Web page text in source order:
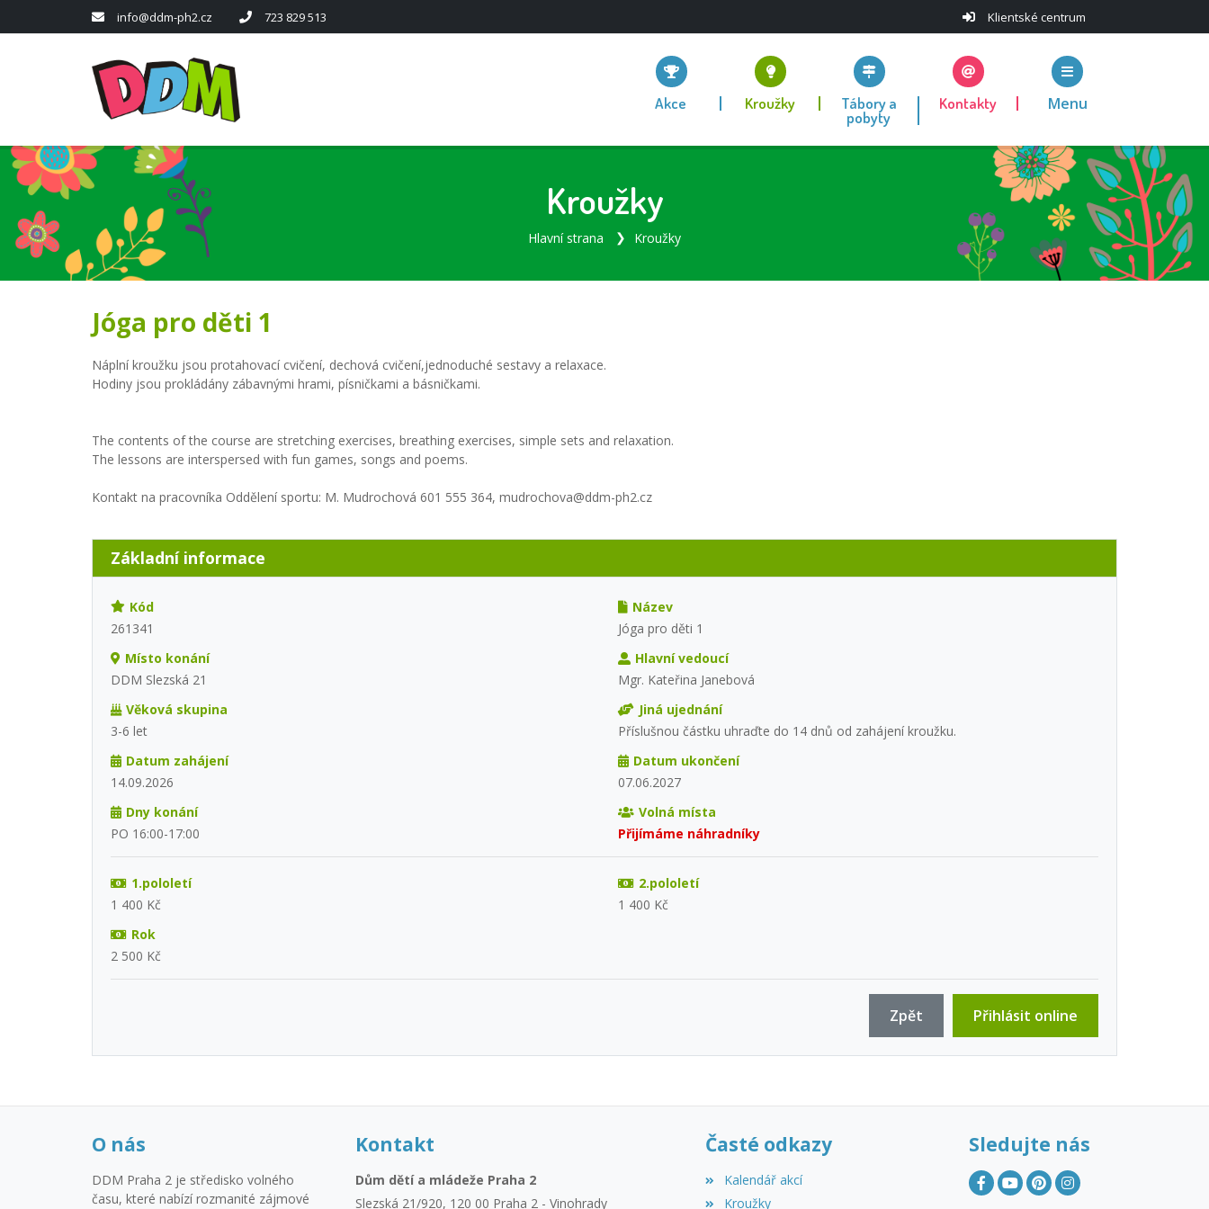
info@ddm-ph2.cz 723 829 513 Klientské centrum
Akce Kroužky Tábory a
pobyty
Kontakty Menu
Kroužky
Hlavní strana Kroužky
Jóga pro děti 1
Náplní kroužku jsou protahovací cvičení, dechová cvičení,jednoduché sestavy a relaxace.
Hodiny jsou prokládány zábavnými hrami, písničkami a básničkami.
The contents of the course are stretching exercises, breathing exercises, simple sets and relaxation.
The lessons are interspersed with fun games, songs and poems.
Kontakt na pracovníka Oddělení sportu: M. Mudrochová 601 555 364, mudrochova@ddm-ph2.cz
Základní informace
Kód
261341
Název
Jóga pro děti 1
Místo konání
DDM Slezská 21
Hlavní vedoucí
Mgr. Kateřina Janebová
Věková skupina
3-6 let
Jiná ujednání
Příslušnou částku uhraďte do 14 dnů od zahájení kroužku.
Datum zahájení
14.09.2026
Datum ukončení
07.06.2027
Dny konání
PO 16:00-17:00
Volná místa
Přijímáme náhradníky
1.pololetí
1 400 Kč
2.pololetí
1 400 Kč
Rok
2 500 Kč
Přihlásit online
Zpět
O nás
DDM Praha 2 je středisko volného
času, které nabízí rozmanité zájmové
Kontakt
Dům dětí a mládeže Praha 2
Slezská 21/920, 120 00 Praha 2 - Vinohrady
Časté odkazy
Kalendář akcí
Kroužky
Sledujte nás